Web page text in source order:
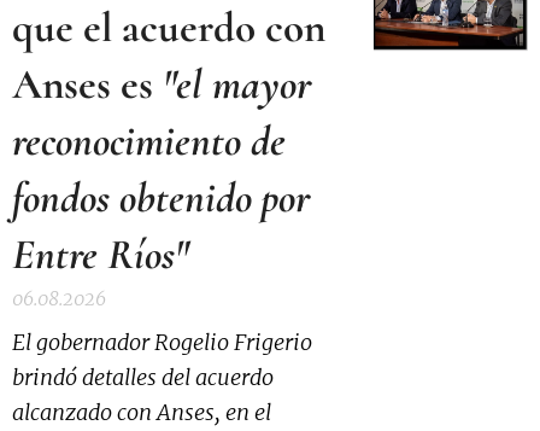
que el acuerdo con
Anses es "el mayor
reconocimiento de
fondos obtenido por
Entre Ríos"
06.08.2026
El gobernador Rogelio Frigerio
brindó detalles del acuerdo
alcanzado con Anses, en el